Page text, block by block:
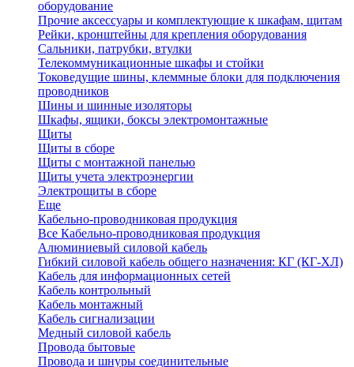
оборудование
Прочие аксессуары и комплектующие к шкафам, щитам
Рейки, кронштейны для крепления оборудования
Сальники, патрубки, втулки
Телекоммуникационные шкафы и стойки
Токоведущие шины, клеммные блоки для подключения
проводников
Шины и шинные изоляторы
Шкафы, ящики, боксы электромонтажные
Щиты
Щиты в сборе
Щиты с монтажной панелью
Щиты учета электроэнергии
Электрощиты в сборе
Еще
Кабельно-проводниковая продукция
Все Кабельно-проводниковая продукция
Алюминиевый силовой кабель
Гибкий силовой кабель общего назначения: КГ (КГ-ХЛ)
Кабель для информационных сетей
Кабель контрольный
Кабель монтажный
Кабель сигнализации
Медный силовой кабель
Провода бытовые
Провода и шнуры соединительные